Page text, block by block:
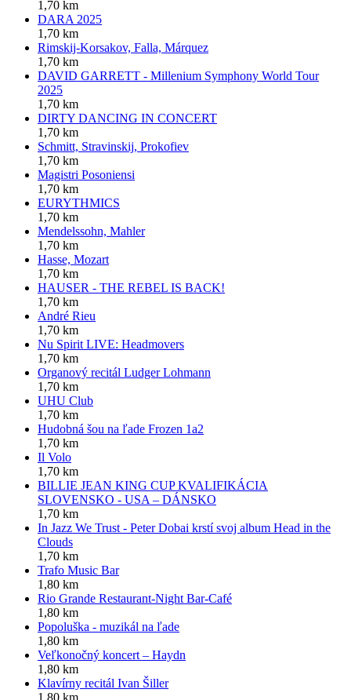
1,70 km
DARA 2025
1,70 km
Rimskij-Korsakov, Falla, Márquez
1,70 km
DAVID GARRETT - Millenium Symphony World Tour
2025
1,70 km
DIRTY DANCING IN CONCERT
1,70 km
Schmitt, Stravinskij, Prokofiev
1,70 km
Magistri Posoniensi
1,70 km
EURYTHMICS
1,70 km
Mendelssohn, Mahler
1,70 km
Hasse, Mozart
1,70 km
HAUSER - THE REBEL IS BACK!
1,70 km
André Rieu
1,70 km
Nu Spirit LIVE: Headmovers
1,70 km
Organový recitál Ludger Lohmann
1,70 km
UHU Club
1,70 km
Hudobná šou na ľade Frozen 1a2
1,70 km
Il Volo
1,70 km
BILLIE JEAN KING CUP KVALIFIKÁCIA
SLOVENSKO - USA – DÁNSKO
1,70 km
In Jazz We Trust - Peter Dobai krstí svoj album Head in the
Clouds
1,70 km
Trafo Music Bar
1,80 km
Rio Grande Restaurant-Night Bar-Café
1,80 km
Popoluška - muzikál na ľade
1,80 km
Veľkonočný koncert – Haydn
1,80 km
Klavírny recitál Ivan Šiller